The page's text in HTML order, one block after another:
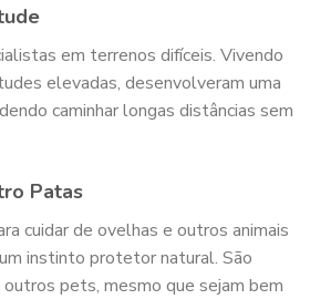
em terrenos difíceis. Vivendo
elevadas, desenvolveram uma
caminhar longas distâncias sem
Patas
cuidar de ovelhas e outros animais
instinto protetor natural. São
pets, mesmo que sejam bem